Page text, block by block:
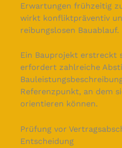
Erwartungen frühzeitig
wirkt konfliktpräventiv
reibungslosen Bauablauf.
Ein Bauprojekt erstreckt
erfordert zahlreiche
Referenzpunkt, an dem
orientieren können.
Prüfung vor
Entscheidung